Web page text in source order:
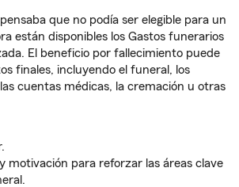
que no podía ser elegible para un
están disponibles los Gastos funerarios
El beneficio por fallecimiento puede
finales, incluyendo el funeral, los
cuentas médicas, la cremación u otras
motivación para reforzar las áreas clave